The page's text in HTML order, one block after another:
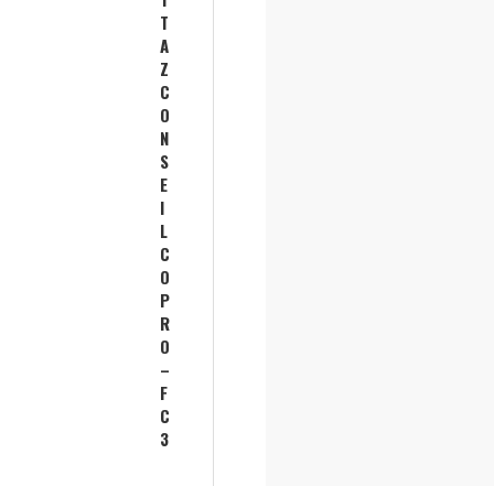
T
A
Z
C
O
N
S
E
I
L
C
O
P
R
O
–
F
C
3